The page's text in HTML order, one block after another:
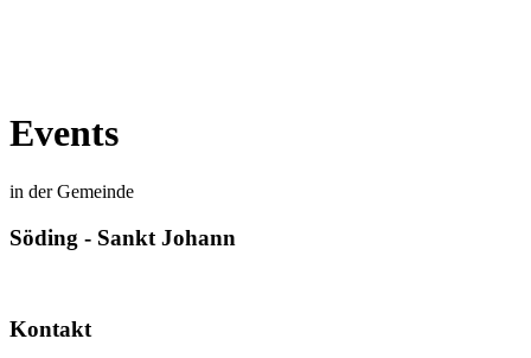
Events
in der Gemeinde
Söding - Sankt Johann
Kontakt